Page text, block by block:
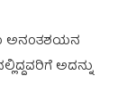
ಅನಂತಶಯನ
ಅದನ್ನು